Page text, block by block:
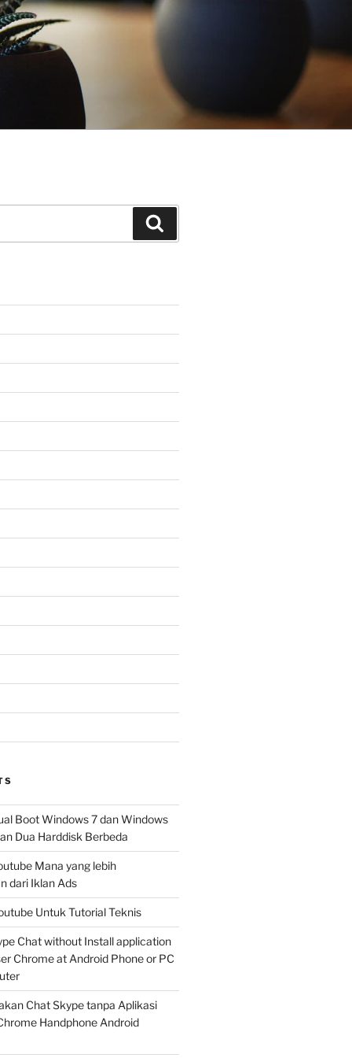
Boot Windows 7 dan Windows
Dua Harddisk Berbeda
Mana yang lebih
dari Iklan Ads
Untuk Tutorial Teknis
Chat without Install application
Chrome at Android Phone or PC
Chat Skype tanpa Aplikasi
Handphone Android